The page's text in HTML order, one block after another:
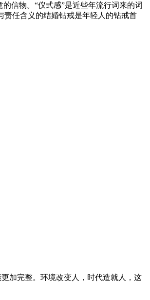
信物。“仪式感”是近些年流行词来的词
任含义的结婚钻戒是年轻人的钻戒首
加完整。环境改变人，时代造就人，这